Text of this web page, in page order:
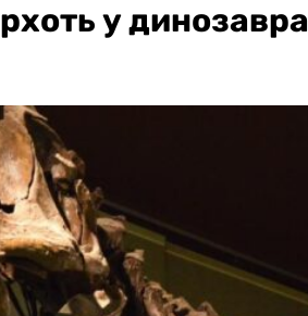
у динозавра